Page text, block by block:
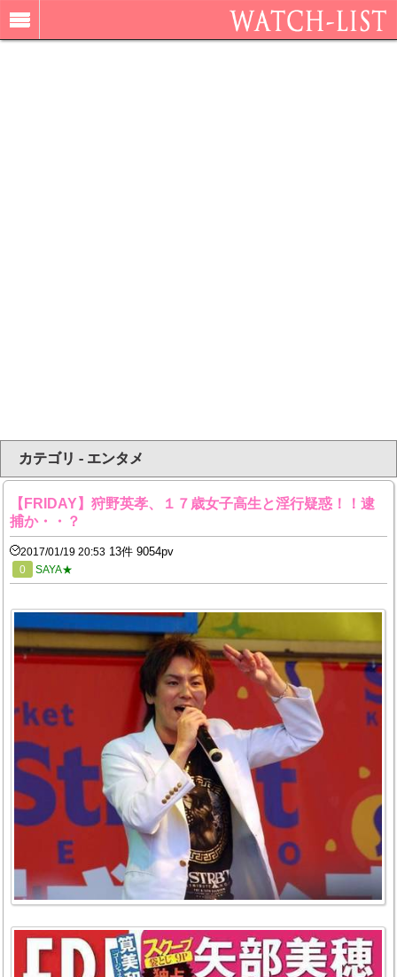
カテゴリ - エンタメ
【FRIDAY】狩野英孝、１７歳女子高生と淫行疑惑！！逮
捕か・・？
2017/01/19 20:53 13件 9054pv
0 SAYA★